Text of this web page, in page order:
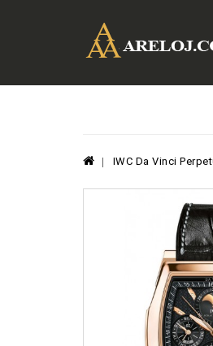
IWC Da Vinci